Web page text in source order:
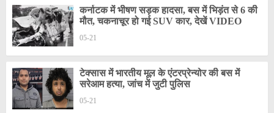
कर्नाटक में भीषण सड़क हादसा, बस में भिड़ंत से 6 की
मौत, चकनाचूर हो गई SUV कार, देखें VIDEO
05-21
टेक्सास में भारतीय मूल के एंटरप्रेन्योर की बस में
सरेआम हत्या, जांच में जुटी पुलिस
05-21